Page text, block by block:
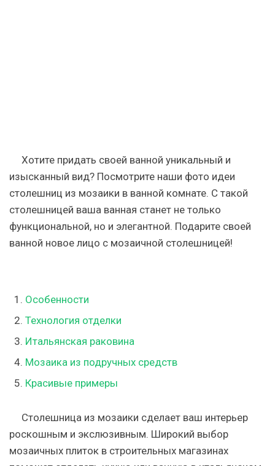
Хотите придать своей ванной уникальный и
изысканный вид? Посмотрите наши фото идеи
столешниц из мозаики в ванной комнате. С такой
столешницей ваша ванная станет не только
функциональной, но и элегантной. Подарите своей
ванной новое лицо с мозаичной столешницей!
Особенности
Технология отделки
Итальянская раковина
Мозаика из подручных средств
Красивые примеры
Столешница из мозаики сделает ваш интерьер
роскошным и экслюзивным. Широкий выбор
мозаичных плиток в строительных магазинах